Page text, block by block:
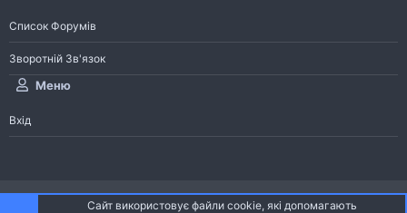
Список Форумів
Зворотній Зв'язок
Меню
Вхід
Community platform by XenForo® © 2010-2026 XenForo Ltd.
Сайт використовує файли cookie, які допомагають